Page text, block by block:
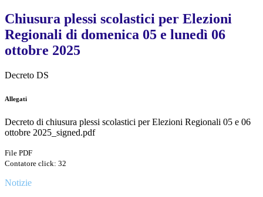
Chiusura plessi scolastici per Elezioni
Regionali di domenica 05 e lunedì 06
ottobre 2025
Decreto DS
Allegati
Decreto di chiusura plessi scolastici per Elezioni Regionali 05 e 06
ottobre 2025_signed.pdf
File PDF
Contatore click: 32
Notizie